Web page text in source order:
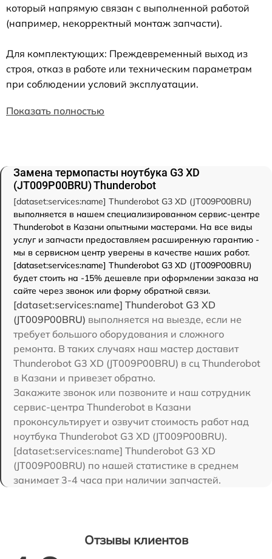
который напрямую связан с выполненной работой
(например, некорректный монтаж запчасти).
Для комплектующих: Преждевременный выход из
строя, отказ в работе или техническим параметрам
при соблюдении условий эксплуатации.
Показать полностью
Замена термопасты ноутбука G3 XD
(JT009P00BRU) Thunderobot
[dataset:services:name] Thunderobot G3 XD (JT009P00BRU)
выполняется в нашем специализированном сервис-центре
Thunderobot в Казани опытными мастерами. На все виды
услуг и запчасти предоставляем расширенную гарантию -
мы в сервисном центр уверены в качестве наших работ.
[dataset:services:name] Thunderobot G3 XD (JT009P00BRU)
будет стоить на -15% дешевле при оформлении заказа на
сайте через звонок или форму обратной связи.
[dataset:services:name] Thunderobot G3 XD
(JT009P00BRU) выполняется на выезде, если не
требует большого оборудования и сложного
ремонта. В таких случаях наш мастер доставит
Thunderobot G3 XD (JT009P00BRU) в сц Thunderobot
в Казани и привезет обратно.
Закажите звонок или позвоните и наш сотрудник
сервис-центра Thunderobot в Казани
проконсультирует и озвучит стоимость работ над
ноутбука Thunderobot G3 XD (JT009P00BRU).
[dataset:services:name] Thunderobot G3 XD
(JT009P00BRU) по нашей статистике в среднем
занимает 3-4 часа при наличии запчастей.
Отзывы клиентов